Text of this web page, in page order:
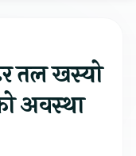
तल खस्यो
अवस्था